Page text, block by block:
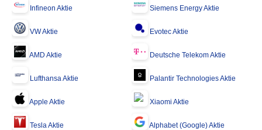
Infineon Aktie Siemens Energy Aktie
VW Aktie Evotec Aktie
AMD Aktie Deutsche Telekom Aktie
Lufthansa Aktie Palantir Technologies Aktie
Apple Aktie Xiaomi Aktie
Tesla Aktie Alphabet (Google) Aktie